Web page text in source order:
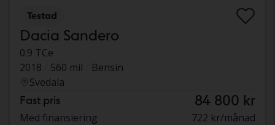
Testad
Dacia Sandero
0.9 TCe
2018
560 mil
Bensin
Svedala
Fast pris 84 800 kr
Med finansiering 722 kr/månad